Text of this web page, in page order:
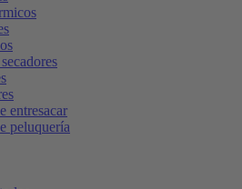
entresacar
peluquería